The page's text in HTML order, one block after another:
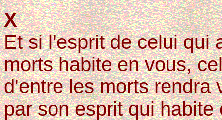
X
Et si l'esprit de celui qui
morts habite en vous,
d'entre les morts rendra
par son esprit qui habite